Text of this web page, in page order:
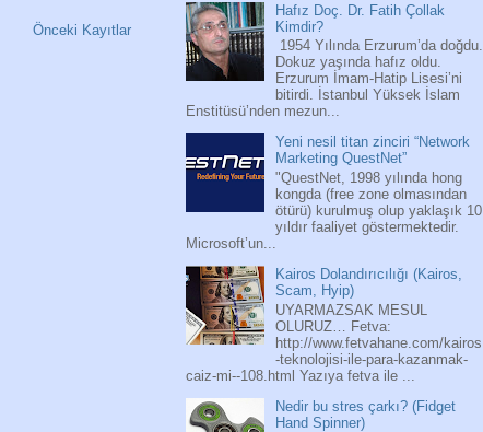
Önceki Kayıtlar
Hafız Doç. Dr. Fatih Çollak
Kimdir?
1954 Yılında Erzurum’da doğdu.
Dokuz yaşında hafız oldu.
Erzurum İmam-Hatip Lisesi’ni
bitirdi. İstanbul Yüksek İslam
Enstitüsü’nden mezun...
Yeni nesil titan zinciri “Network
Marketing QuestNet”
"QuestNet, 1998 yılında hong
kongda (free zone olmasından
ötürü) kurulmuş olup yaklaşık 10
yıldır faaliyet göstermektedir.
Microsoft’un...
Kairos Dolandırıcılığı (Kairos,
Scam, Hyip)
UYARMAZSAK MESUL
OLURUZ… Fetva:
http://www.fetvahane.com/kairos
-teknolojisi-ile-para-kazanmak-
caiz-mi--108.html Yazıya fetva ile ...
Nedir bu stres çarkı? (Fidget
Hand Spinner)